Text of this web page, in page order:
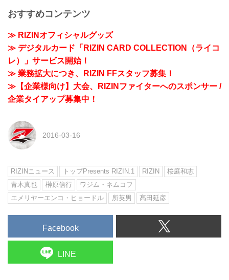
おすすめコンテンツ
≫ RIZINオフィシャルグッズ
≫ デジタルカード「RIZIN CARD COLLECTION（ライコ
レ）」サービス開始！
≫ 業務拡大につき、RIZIN FFスタッフ募集！
≫【企業様向け】大会、RIZINファイターへのスポンサー /
企業タイアップ募集中！
2016-03-16
RIZINニュース トップPresents RIZIN.1 RIZIN
桜庭和志
青木真也
榊原信行
ワジム・ネムコフ
エメリヤーエンコ・ヒョードル
所英男 髙田延彦
Facebook
LINE